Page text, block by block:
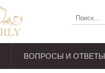
ВОПРОСЫ И ОТВЕТЫ